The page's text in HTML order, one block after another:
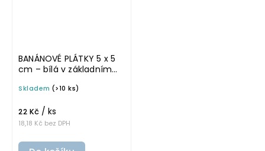
BANÁNOVÉ PLÁTKY 5 x 5
cm – bílá v základním
samolepka na
Skladem (>10 ks)
18,18 Kč bez DPH
22 Kč / ks